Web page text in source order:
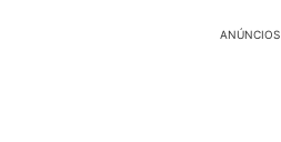
ANÚNCIOS